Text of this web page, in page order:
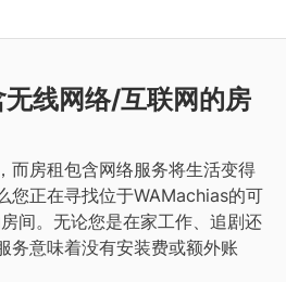
线网络/互联网的房
而房租包含网络服务将生活变得
您正在寻找位于WAMachias的可
间。无论您是在家工作、追剧还
务意味着没有安装费或额外账